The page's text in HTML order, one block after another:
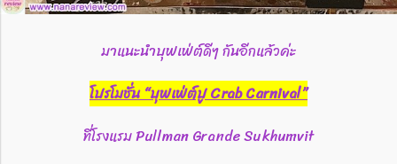
มาแนะนำบุฟเฟ่ต์ดีๆ กันอีกแล้วค่ะ
โปรโมชั่น “บุฟเฟ่ต์ปู Crab Carnival”
ที่โรงแรม Pullman Grande Sukhumvit